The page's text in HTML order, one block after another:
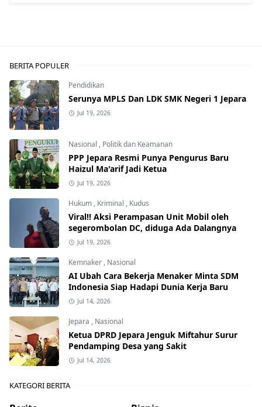
BERITA POPULER
Pendidikan
Serunya MPLS Dan LDK SMK Negeri 1 Jepara
Jul 19, 2026
Nasional , Politik dan Keamanan
PPP Jepara Resmi Punya Pengurus Baru
Haizul Ma'arif Jadi Ketua
Jul 19, 2026
Hukum , Kriminal , Kudus
Viral!! Aksi Perampasan Unit Mobil oleh
segerombolan DC, diduga Ada Dalangnya
Jul 19, 2026
Kemnaker , Nasional
AI Ubah Cara Bekerja Menaker Minta SDM
Indonesia Siap Hadapi Dunia Kerja Baru
Jul 14, 2026
Jepara , Nasional
Ketua DPRD Jepara Jenguk Miftahur Surur
Pendamping Desa yang Sakit
Jul 14, 2026
KATEGORI BERITA